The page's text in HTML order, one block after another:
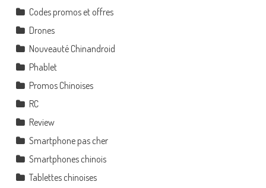
Codes promos et offres
Drones
Nouveauté Chinandroid
Phablet
Promos Chinoises
RC
Review
Smartphone pas cher
Smartphones chinois
Tablettes chinoises